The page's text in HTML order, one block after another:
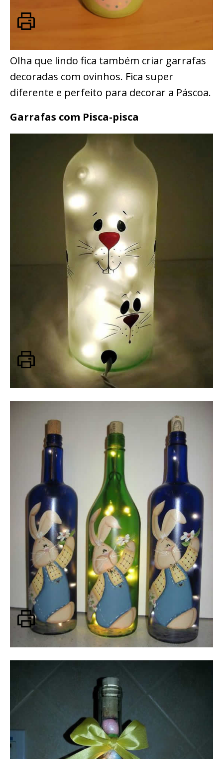
Olha que lindo fica também criar garrafas
decoradas com ovinhos. Fica super
diferente e perfeito para decorar a Páscoa.
Garrafas com Pisca-pisca